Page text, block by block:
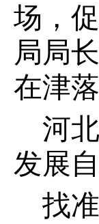
场，
局局
在津
河
发展
找